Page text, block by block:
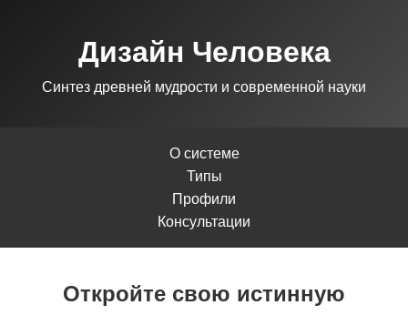
Дизайн Человека
Синтез древней мудрости и современной науки
О системе
Типы
Профили
Консультации
Откройте свою истинную